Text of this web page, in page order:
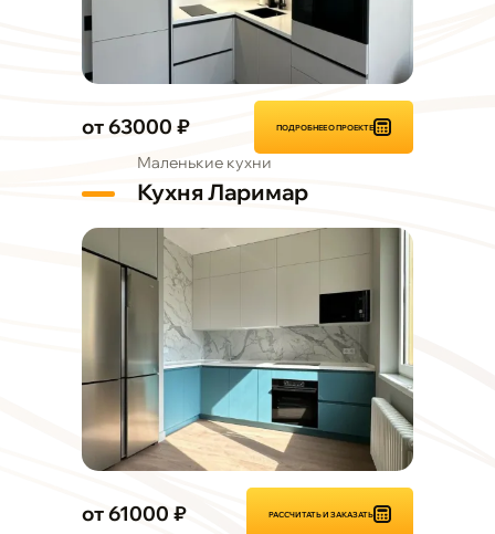
от 63000 ₽ ПОДРОБНЕЕ О ПРОЕКТЕ
Маленькие кухни
Кухня Ларимар
от 61000 ₽ РАССЧИТАТЬ И ЗАКАЗАТЬ